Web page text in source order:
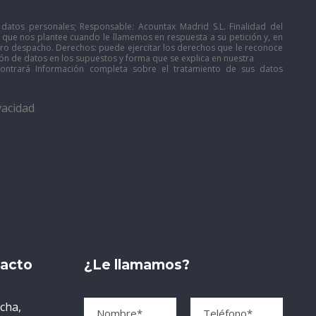
personales; Responsable: Acountax Madrid S.L. Finalidad del
nos plantee cuando le llamemos en respuesta a su petición y, en
despacho. Derechos: puede ejercitar los derechos que le reconoce
de datos en los supuestos y forma que se explica en nuestra
Información completa sobre el tratamiento de sus datos
¿Le llamamos?